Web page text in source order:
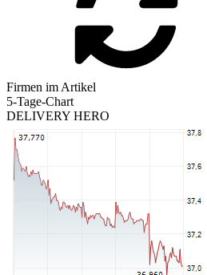
Firmen im Artikel
5-Tage-Chart
DELIVERY HERO